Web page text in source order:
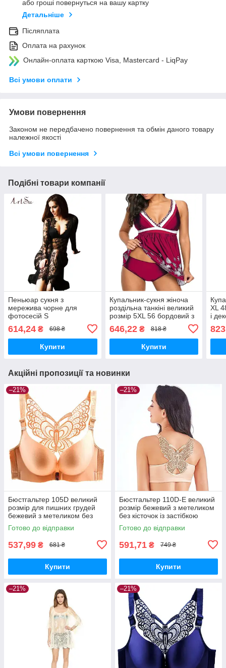
або гроші повернуться на вашу картку
Детальніше
Післяплата
Оплата на рахунок
Онлайн-оплата карткою Visa, Mastercard - LiqPay
Всі умови оплати
Умови повернення
Законом не передбачено повернення та обмін даного товару
належної якості
Всі умови повернення
Подібні товари компанії
Пеньюар сукня з
мережива чорне для
фотосесій S
614,24 ₴ 698 ₴
Купити
Купальник-сукня жіноча
роздільна танкіні великий
розмір 5XL 56 бордовий з
646,22₴ 818 ₴
Купити
XL
і
Акційні пропозиції та новинки
–21%
Бюстгальтер 105D великий
розмір для пишних грудей
бежевий з метеликом без
кісточок із застібкою спереду
Готово до відправки
537,99 ₴ 681 ₴
Купити
–21%
Бюстгальтер 110D-E великий
розмір бежевий з метеликом
без кісточок із застібкою
спереду
Готово до відправки
591,71 ₴ 749 ₴
Купити
–21% –21%